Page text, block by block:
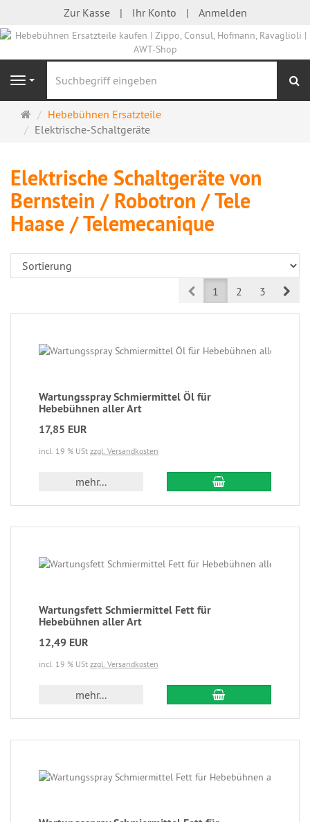
Zur Kasse Ihr Konto Anmelden
Navigation
Startseite
Hebebühnen Ersatzteile
Elektrische-Schaltgeräte
Elektrische Schaltgeräte von
Bernstein / Robotron / Tele
Haase / Telemecanique
Prev1 2 3
Wartungsspray Schmiermittel Öl für
Hebebühnen aller Art
17,85 EUR
incl. 19 % USt zzgl. Versandkosten
mehr...
Wartungsfett Schmiermittel Fett für
Hebebühnen aller Art
12,49 EUR
incl. 19 % USt zzgl. Versandkosten
mehr...